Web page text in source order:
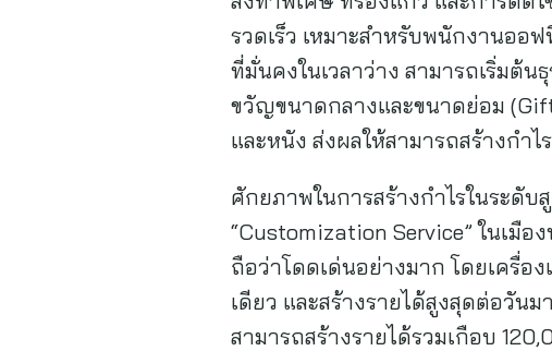
รวดเร็ว เหมาะสำหรับพนักงานออ
ที่มั่นคงในเวลาว่าง สามารถเริ่มต้
ขวัญขนาดกลางและขนาดย่อม
และหนัง ส่งผลให้สามารถสร้างกำ
ศักยภาพในการสร้างกำไรในระดั
“Customization Service” ในเมื
ถือว่าโดดเด่นอย่างมาก โดยเครื่อ
เดียว และสร้างรายได้สูงสุดต่อวัน
สามารถสร้างรายได้รวมเกือบ